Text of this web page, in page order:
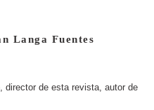
Langa Fuentes
director de esta revista, autor de